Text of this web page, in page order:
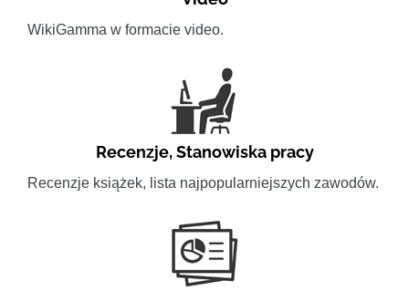
WikiGamma w formacie video.
Recenzje,Stanowiska pracy
Recenzje książek, lista najpopularniejszych zawodów.